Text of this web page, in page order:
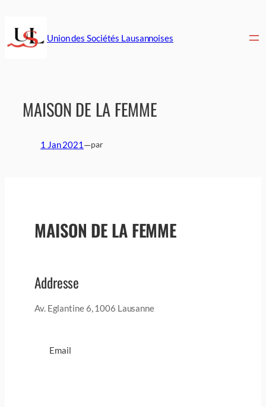
contenu
Union des Sociétés Lausannoises
MAISON DE LA FEMME
1 Jan 2021 —par
MAISON DE LA FEMME
Addresse
Av. Eglantine 6, 1006 Lausanne
Email